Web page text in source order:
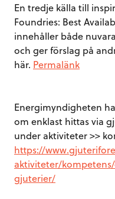
En tredje källa till
Foundries: Best
innehåller både
och ger förslag på
här. Permalänk
Energimyndigheten
om enklast hittas via
under aktiviteter >>
https://
aktiviteter/
gjuterier/